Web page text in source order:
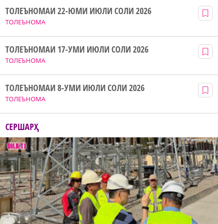
ТОЛЕЪНОМА
ТОЛЕЪНОМАИ 22-ЮМИ ИЮЛИ СОЛИ 2026
ТОЛЕЪНОМА
ТОЛЕЪНОМАИ 17-УМИ ИЮЛИ СОЛИ 2026
ТОЛЕЪНОМА
ТОЛЕЪНОМАИ 8-УМИ ИЮЛИ СОЛИ 2026
СЕРШАРҲ